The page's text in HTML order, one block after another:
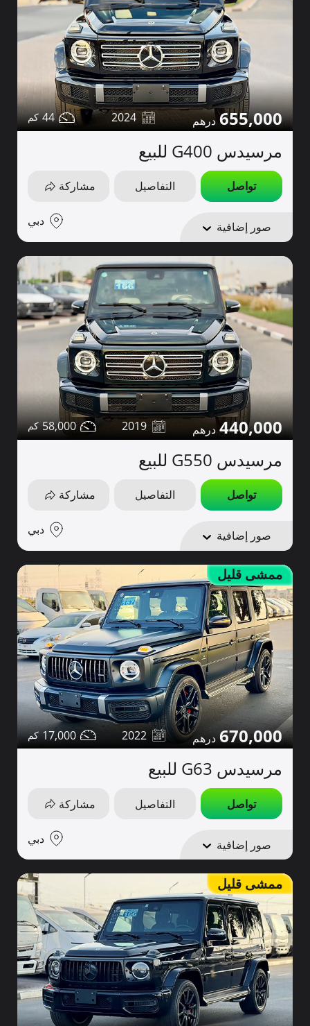
655,000
2024
44
مرسيدس G400 للبيع
تواصل التفاصيل مشاركة
صور إضافية دبي
440,000
2019
58,000
مرسيدس G550 للبيع
تواصل التفاصيل مشاركة
صور إضافية دبي
ممشى قليل
670,000
2022
17,000
مرسيدس G63 للبيع
تواصل التفاصيل مشاركة
صور إضافية دبي
ممشى قليل